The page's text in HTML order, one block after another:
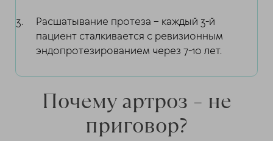
Расшатывание протеза – каждый 3-й
пациент сталкивается с ревизионным
эндопротезированием через 7-10 лет.
Почему артроз – не
приговор?